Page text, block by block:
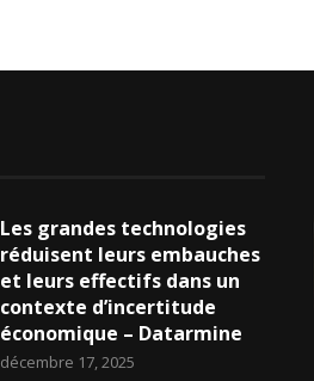
Les grandes technologies
réduisent leurs embauches
et leurs effectifs dans un
contexte d’incertitude
économique – Datarmine
décembre 17, 2025